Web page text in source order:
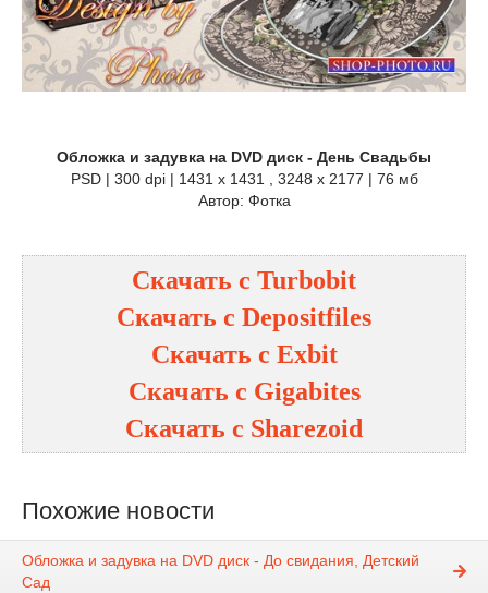
Обложка и задувка на DVD диск - День Свадьбы
PSD | 300 dpi | 1431 x 1431 , 3248 x 2177 | 76 мб
Автор: Фотка
Скачать с Turbobit
Скачать с Depositfiles
Скачать с Exbit
Скачать с Gigabites
Скачать с Sharezoid
Похожие новости
Обложка и задувка на DVD диск - До свидания, Детский
Сад